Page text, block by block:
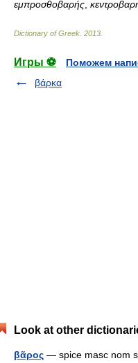
εμπροσθοβαρής
Dictionary of Greek 2013
Игры ⚽
Поможем
βάρκα
Look at other
βᾶρος — spice masc nom